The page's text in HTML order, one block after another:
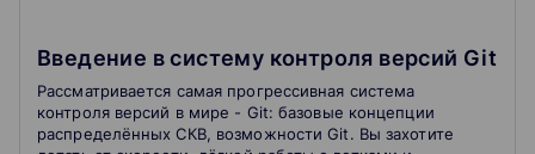
Введение в систему контроля версий Git
Рассматривается самая прогрессивная система
контроля версий в мире - Git: базовые концепции
распределённых СКВ, возможности Git. Вы захотите